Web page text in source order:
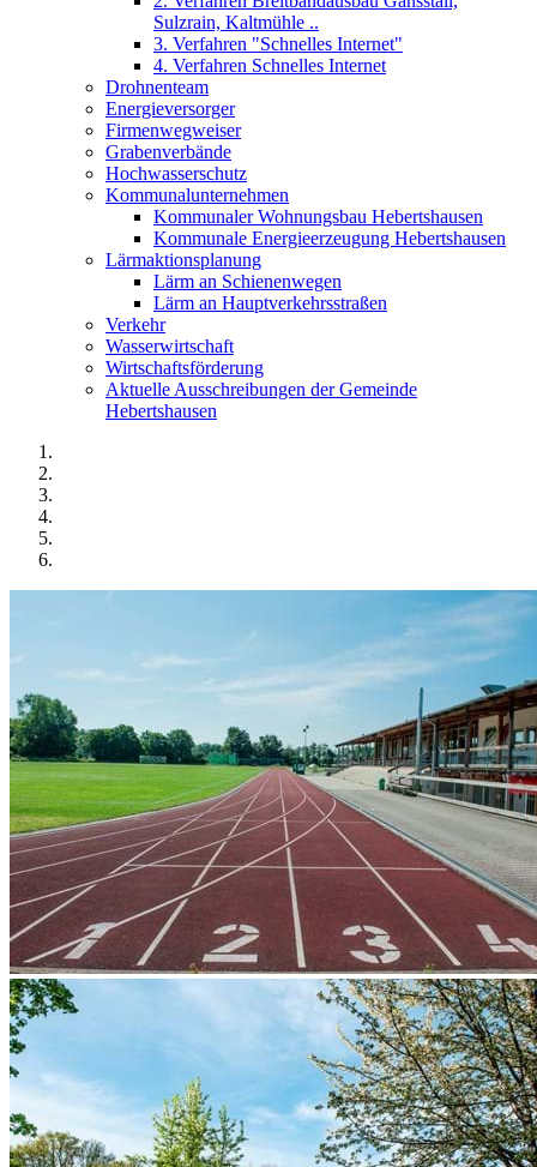
Sulzrain, Kaltmühle ..
3. Verfahren "Schnelles Internet"
4. Verfahren Schnelles Internet
Drohnenteam
Energieversorger
Firmenwegweiser
Grabenverbände
Hochwasserschutz
Kommunalunternehmen
Kommunaler Wohnungsbau Hebertshausen
Kommunale Energieerzeugung Hebertshausen
Lärmaktionsplanung
Lärm an Schienenwegen
Lärm an Hauptverkehrsstraßen
Verkehr
Wasserwirtschaft
Wirtschaftsförderung
Aktuelle Ausschreibungen der Gemeinde
Hebertshausen